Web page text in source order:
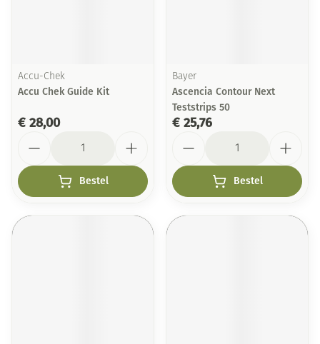
Accu-Chek
Accu Chek Guide Kit
€ 28,00
Bestel
Bayer
Ascencia Contour Next
Teststrips 50
€ 25,76
Bestel